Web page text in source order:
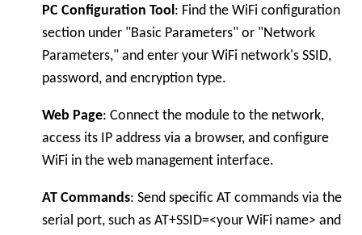
PC Configuration Tool: Find the WiFi configuration
section under "Basic Parameters" or "Network
Parameters," and enter your WiFi network's SSID,
password, and encryption type.
Web Page: Connect the module to the network,
access its IP address via a browser, and configure
WiFi in the web management interface.
AT Commands: Send specific AT commands via the
serial port, such asAT+SSID=<your WiFi name> and